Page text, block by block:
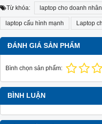
Từ khóa: laptop cho doanh nhân
laptop cấu hình mạnh Laptop
ĐÁNH GIÁ SẢN PHẨM
Bình chọn sản phẩm:
BÌNH LUẬN